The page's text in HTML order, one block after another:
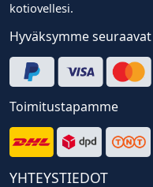
kotiovellesi.
Hyväksymme seuraavat
Toimitustapamme
YHTEYSTIEDOT